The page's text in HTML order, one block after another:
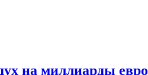
на миллиарды евро